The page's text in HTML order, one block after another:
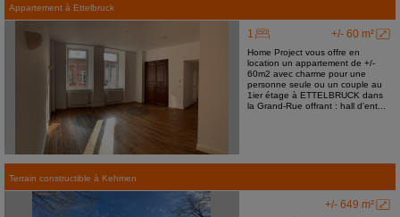
Appartement à Ettelbruck
+/- 60 m²
1
Home Project vous offre en
location un appartement de +/-
60m2 avec charme pour une
personne seule ou un couple au
1ier étage à ETTELBRUCK dans
la Grand-Rue offrant : hall d'ent...
Terrain constructible à Kehmen
+/- 649 m²